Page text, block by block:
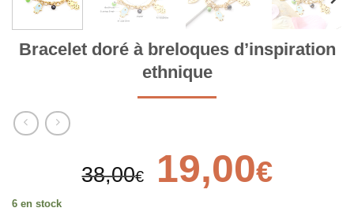
Bracelet doré à breloques d’inspiration
ethnique
38,00€
Le
prix
initial
19,00€prix
6 en stock